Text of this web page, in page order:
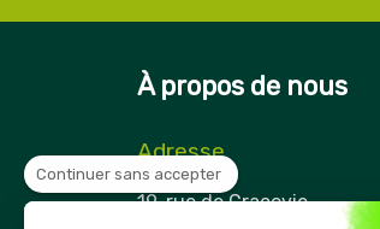
À propos de nous
Adresse
Securama
19, rue de Cracovie
Continuer sans accepter